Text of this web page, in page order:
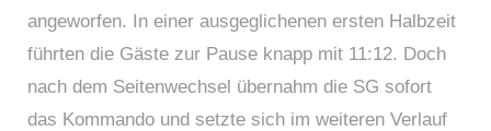
angeworfen. In einer ausgeglichenen ersten Halbzeit
führten die Gäste zur Pause knapp mit 11:12. Doch
nach dem Seitenwechsel übernahm die SG sofort
das Kommando und setzte sich im weiteren Verlauf